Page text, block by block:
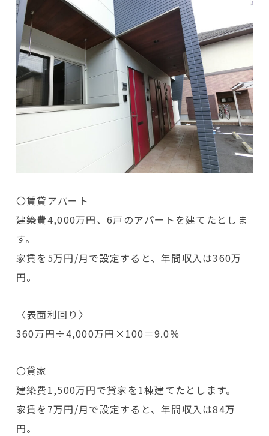
〇賃貸アパート
建築費4,000万円、6戸のアパートを建てたとしま
す。
家賃を5万円/月で設定すると、年間収入は360万
円。
〈表面利回り〉
360万円÷4,000万円×100＝9.0％
〇貸家
建築費1,500万円で貸家を1棟建てたとします。
家賃を7万円/月で設定すると、年間収入は84万
円。